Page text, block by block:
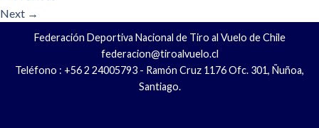
Next →
Federación Deportiva Nacional de Tiro al Vuelo de Chile
federacion@tiroalvuelo.cl
Teléfono : +56 2 24005793 - Ramón Cruz 1176 Ofc. 301, Ñuñoa,
Santiago.